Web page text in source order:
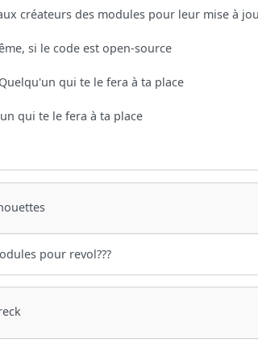
créateurs des modules pour leur mise à
si le code est open-source
qui te le fera à ta place
qui te le fera à ta place
pour revol???